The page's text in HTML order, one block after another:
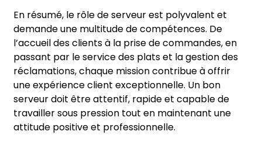
En résumé, le rôle de serveur est polyvalent et
demande une multitude de compétences. De
l’accueil des clients à la prise de commandes, en
passant par le service des plats et la gestion des
réclamations, chaque mission contribue à offrir
une expérience client exceptionnelle. Un bon
serveur doit être attentif, rapide et capable de
travailler sous pression tout en maintenant une
attitude positive et professionnelle.